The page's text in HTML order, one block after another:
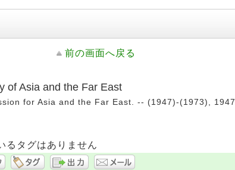
前の画面へ戻る
of Asia and the Far East
for Asia and the Far East. -- (1947)-(1973), 1947.
るタグはありません